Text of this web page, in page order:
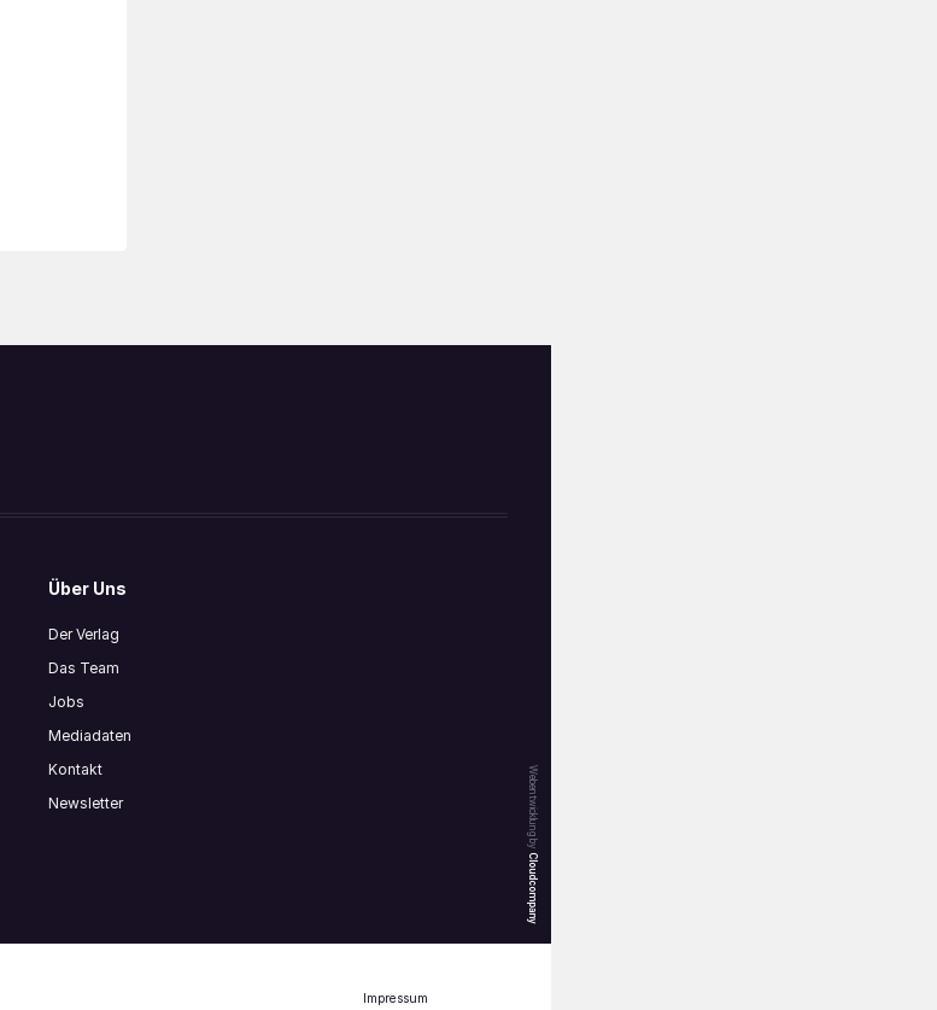
Webentwicklung by
Cloudcompany
Über Uns
Der Verlag
Das Team
Jobs
Mediadaten
Kontakt
Newsletter
Impressum